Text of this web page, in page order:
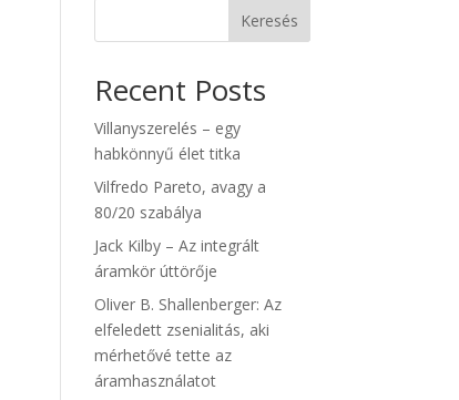
Keresés
Recent Posts
Villanyszerelés – egy
habkönnyű élet titka
Vilfredo Pareto, avagy a
80/20 szabálya
Jack Kilby – Az integrált
áramkör úttörője
Oliver B. Shallenberger: Az
elfeledett zsenialitás, aki
mérhetővé tette az
áramhasználatot